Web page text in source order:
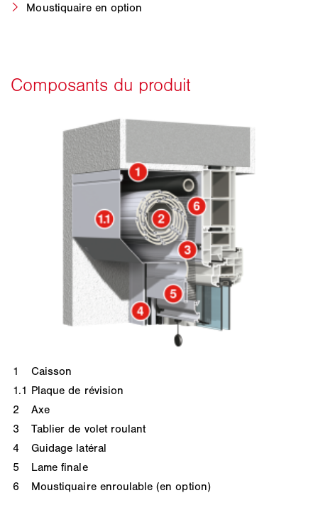
Moustiquaire en option
1
Caisson
1.1 Plaque de révision
2
Axe
3
Tablier de volet roulant
4
Guidage latéral
5
Lame finale
6
Moustiquaire enroulable (en option)